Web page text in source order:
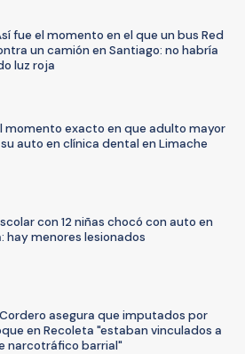
fue el momento en el que un bus Red
un camión en Santiago: no habría
luz roja
momento exacto en que adulto mayor
auto en clínica dental en Limache
con 12 niñas chocó con auto en
hay menores lesionados
asegura que imputados por
en Recoleta "estaban vinculados a
narcotráfico barrial"